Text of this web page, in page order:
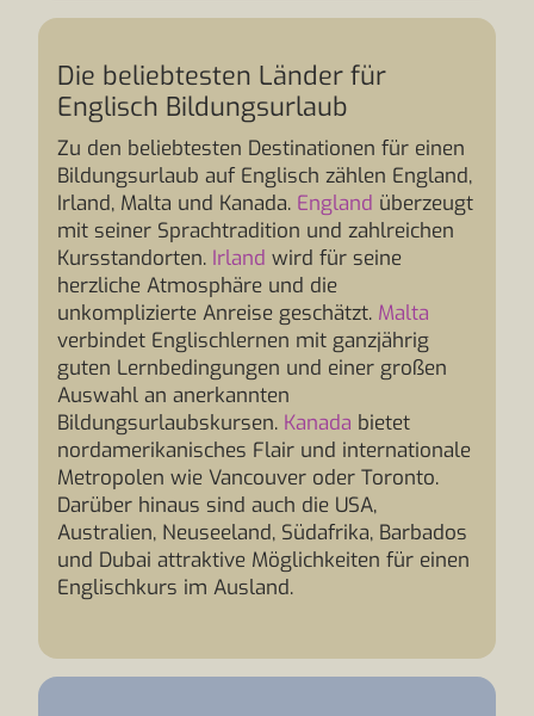
Die beliebtesten Länder für
Englisch Bildungsurlaub
Zu den beliebtesten Destinationen für einen
Bildungsurlaub auf Englisch zählen England,
Irland, Malta und Kanada. England überzeugt
mit seiner Sprachtradition und zahlreichen
Kursstandorten. Irland wird für seine
herzliche Atmosphäre und die
unkomplizierte Anreise geschätzt. Malta
verbindet Englischlernen mit ganzjährig
guten Lernbedingungen und einer großen
Auswahl an anerkannten
Bildungsurlaubskursen. Kanada bietet
nordamerikanisches Flair und internationale
Metropolen wie Vancouver oder Toronto.
Darüber hinaus sind auch die USA,
Australien, Neuseeland, Südafrika, Barbados
und Dubai attraktive Möglichkeiten für einen
Englischkurs im Ausland.